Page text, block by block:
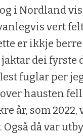
i Nordland
vert
er ikkje
dei fyrste
fuglar per
hausten
år, som
Også då var